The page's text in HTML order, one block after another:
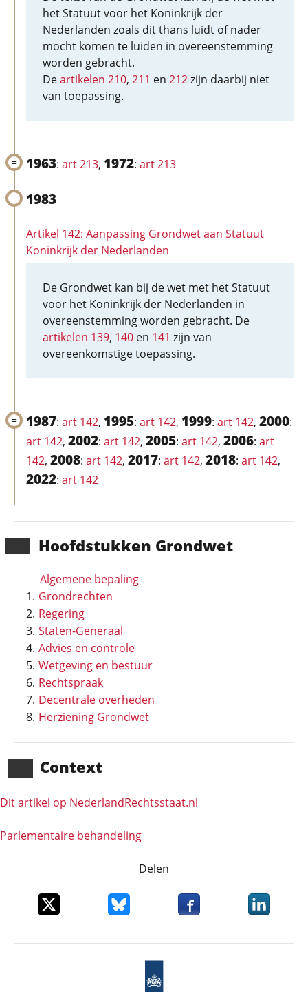
Hoofd­stukken Grondwet
Algemene bepaling
Grondrechten
Regering
Staten-Generaal
Advies en controle
Wetgeving en bestuur
Rechtspraak
Decentrale overheden
Herziening Grondwet
Context
Dit artikel op NederlandRechts­staat.nl
Parlementaire behandeling
het Statuut voor het Koninkrijk der
Nederlanden zoals dit thans luidt of nader
mocht komen te luiden in overeenstemming
worden gebracht.
Deartikelen 210, 211 en 212zijn daarbij niet
van toepassing.
1963: art 213, 1972: art 213
1983
Artikel 142: Aanpassing Grondwet aan Statuut
Koninkrijk der Nederlanden
De Grondwet kan bij de wet met het Statuut
voor het Koninkrijk der Nederlanden in
overeenstemming worden gebracht. De
artikelen 139, 140 en 141 zijn van
overeenkomstige toepassing.
1987: art 142, 1995: art 142, 1999: art 142, 2000:
art 142, 2002: art 142, 2005: art 142, 2006: art
142, 2008: art 142, 2017: art 142, 2018: art 142,
2022: art 142
Delen
Deel dit item op XDeel dit item op Bluesky
Deel dit item opDeel dit